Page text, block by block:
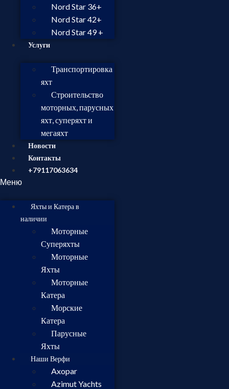
Nord Star 36+
Nord Star 42+
Nord Star 49 +
Услуги
Транспортировка
яхт
Строительство
моторных, парусных
яхт, суперяхт и
мегаяхт
Новости
Контакты
+79117063634
Меню
Яхты и Катера в
наличии
Моторные
Суперяхты
Моторные
Яхты
Моторные
Катера
Морские
Катера
Парусные
Яхты
Наши Верфи
Axopar
Azimut Yachts